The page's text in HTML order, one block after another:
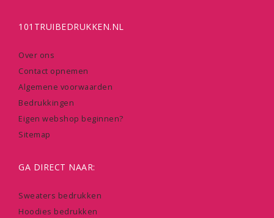
101TRUIBEDRUKKEN.NL
Over ons
Contact opnemen
Algemene voorwaarden
Bedrukkingen
Eigen webshop beginnen?
Sitemap
GA DIRECT NAAR:
Sweaters bedrukken
Hoodies bedrukken